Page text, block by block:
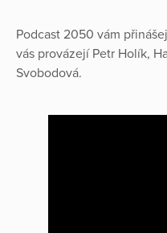
Podcast 2050 vám
vás provázejí Petr Holík,
Svobodová.